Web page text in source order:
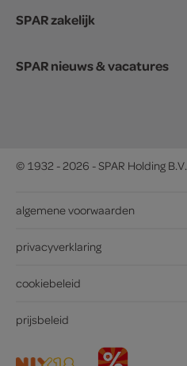
SPAR zakelijk
SPAR nieuws & vacatures
© 1932 - 2026 - SPAR Holding B.V.
algemene voorwaarden
privacyverklaring
cookiebeleid
prijsbeleid